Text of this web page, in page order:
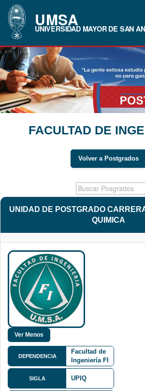
UMSA
UNIVERSIDAD MAYOR DE SAN
FACULTAD DE
Volver a Postgrados
UNIDAD DE POSTGRADO
QUIMICA
DEPENDENCIA
Facultad de
Ingeniería FI
SIGLA UPIQ